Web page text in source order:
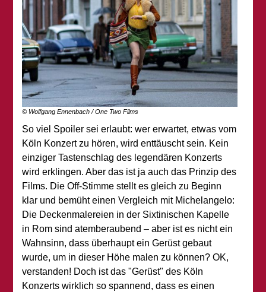
© Wolfgang Ennenbach / One Two Films
So viel Spoiler sei erlaubt: wer erwartet, etwas vom
Köln Konzert zu hören, wird enttäuscht sein. Kein
einziger Tastenschlag des legendären Konzerts
wird erklingen. Aber das ist ja auch das Prinzip des
Films. Die Off-Stimme stellt es gleich zu Beginn
klar und bemüht einen Vergleich mit Michelangelo:
Die Deckenmalereien in der Sixtinischen Kapelle
in Rom sind atemberaubend – aber ist es nicht ein
Wahnsinn, dass überhaupt ein Gerüst gebaut
wurde, um in dieser Höhe malen zu können? OK,
verstanden! Doch ist das "Gerüst" des Köln
Konzerts wirklich so spannend, dass es einen